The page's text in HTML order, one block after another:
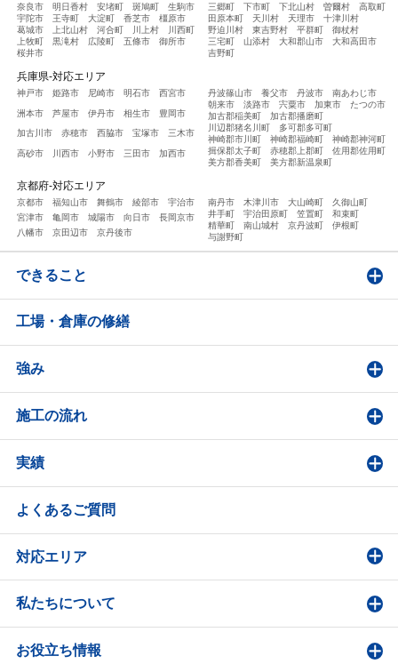
奈良市 明日香村 安堵町 斑鳩町
生駒市
宇陀市
王寺町 大淀町 香芝市
橿原市
葛城市
上北山村 河合町 川上村
川西町
上牧町
黒滝村 広陵町 五條市
御所市
桜井市
三郷町 下市町 下北山村 曽爾村
高取町
田原本町
天川村 天理市
十津川村
野迫川村
東吉野村 平群町
御杖村
三宅町
山添村 大和郡山市
大和高田市
吉野町
兵庫県-対応エリア
神戸市 姫路市 尼崎市 明石市 西宮市
洲本市 芦屋市 伊丹市 相生市 豊岡市
加古川市 赤穂市 西脇市 宝塚市 三木市
高砂市 川西市 小野市 三田市 加西市
丹波篠山市 養父市 丹波市
南あわじ市
朝来市
淡路市 宍粟市 加東市
たつの市
加古郡稲美町
加古郡播磨町
川辺郡猪名川町
多可郡多可町
神崎郡市川町
神崎郡福崎町
神崎郡神河町
揖保郡太子町
赤穂郡上郡町
佐用郡佐用町
美方郡香美町
美方郡新温泉町
京都府-対応エリア
京都市 福知山市 舞鶴市 綾部市
宇治市
宮津市
亀岡市 城陽市 向日市
長岡京市
八幡市
京田辺市 京丹後市
南丹市 木津川市 大山崎町
久御山町
井手町
宇治田原町 笠置町
和束町
精華町
南山城村 京丹波町
伊根町
与謝野町
できること
工場・倉庫の修繕
強み
施工の流れ
実績
よくあるご質問
対応エリア
私たちについて
お役立ち情報